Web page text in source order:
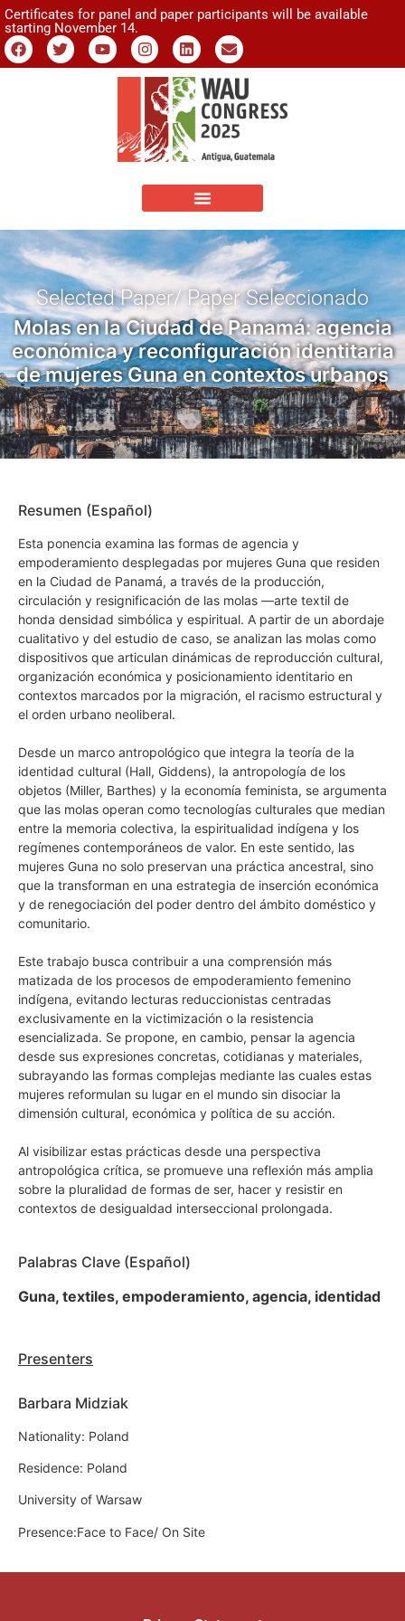
Certificates for panel and paper participants will be available
starting November 14.
Selected Paper/ Paper Seleccionado
Molas en la Ciudad de Panamá: agencia
económica y reconfiguración identitaria
de mujeres Guna en contextos urbanos
Resumen (Español)
Esta ponencia examina las formas de agencia y
empoderamiento desplegadas por mujeres Guna que residen
en la Ciudad de Panamá, a través de la producción,
circulación y resignificación de las molas —arte textil de
honda densidad simbólica y espiritual. A partir de un abordaje
cualitativo y del estudio de caso, se analizan las molas como
dispositivos que articulan dinámicas de reproducción cultural,
organización económica y posicionamiento identitario en
contextos marcados por la migración, el racismo estructural y
el orden urbano neoliberal.
Desde un marco antropológico que integra la teoría de la
identidad cultural (Hall, Giddens), la antropología de los
objetos (Miller, Barthes) y la economía feminista, se argumenta
que las molas operan como tecnologías culturales que median
entre la memoria colectiva, la espiritualidad indígena y los
regímenes contemporáneos de valor. En este sentido, las
mujeres Guna no solo preservan una práctica ancestral, sino
que la transforman en una estrategia de inserción económica
y de renegociación del poder dentro del ámbito doméstico y
comunitario.
Este trabajo busca contribuir a una comprensión más
matizada de los procesos de empoderamiento femenino
indígena, evitando lecturas reduccionistas centradas
exclusivamente en la victimización o la resistencia
esencializada. Se propone, en cambio, pensar la agencia
desde sus expresiones concretas, cotidianas y materiales,
subrayando las formas complejas mediante las cuales estas
mujeres reformulan su lugar en el mundo sin disociar la
dimensión cultural, económica y política de su acción.
Al visibilizar estas prácticas desde una perspectiva
antropológica crítica, se promueve una reflexión más amplia
sobre la pluralidad de formas de ser, hacer y resistir en
contextos de desigualdad interseccional prolongada.
Palabras Clave (Español)
Guna, textiles, empoderamiento, agencia, identidad
Presenters
Barbara Midziak
Nationality: Poland
Residence: Poland
University of Warsaw
Presence:Face to Face/ On Site